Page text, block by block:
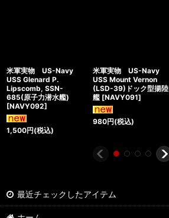
米軍実物 US-Navy
USS Glenard P.
Lipscomb, SSN-
685(原子力潜水艦)
[NAVY092]
1,500円(税込)
米軍実物 US-Navy
USS Mount Vernon
(LSD-39)ドック型揚陸
艦 [NAVY091]
980円(税込)
最近チェックしたアイテム